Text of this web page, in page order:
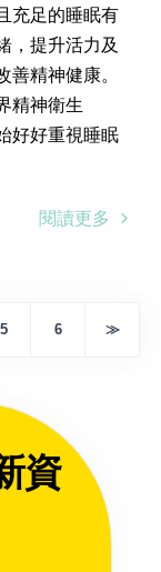
充足的睡眠有
，提升活力及
善精神健康。
精神衛生
好好重視睡眠
閱讀更多
5 6 ≫
資